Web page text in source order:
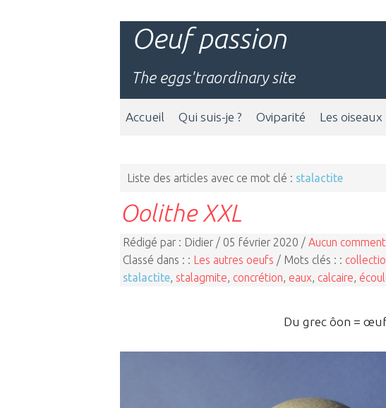
Oeuf passion
The eggs'traordinary site
Accueil Qui suis-je ? Oviparité Les oiseaux
Liste des articles avec ce mot clé : stalactite
Oolithe XXL
Rédigé par : Didier / 05 février 2020 / Aucun
Classé dans : : Les autres oeufs / Mots clés : :
stalactite stalagmite concrétion eaux calcaire
Du grec ôon =